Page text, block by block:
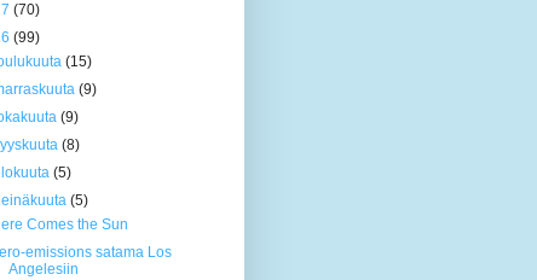
(70)
(99)
(15)
(9)
(9)
(8)
(5)
(5)
Comes the Sun
emissions satama Los
Angelesiin